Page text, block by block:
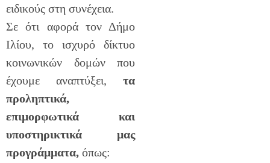
ειδικούς στη συνέχεια.
Σε ότι αφορά τον Δήμο
Ιλίου, το ισχυρό δίκτυο
κοινωνικών δομών που
έχουμε αναπτύξει, τα
προληπτικά,
επιμορφωτικά και
υποστηρικτικά μας
προγράμματα, όπως: